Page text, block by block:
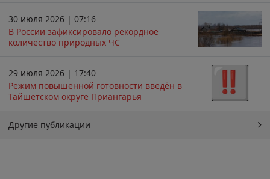
30 июля 2026 | 07:16
В России зафиксировало рекордное
количество природных ЧС
29 июля 2026 | 17:40
Режим повышенной готовности введён в
Тайшетском округе Приангарья
Другие публикации